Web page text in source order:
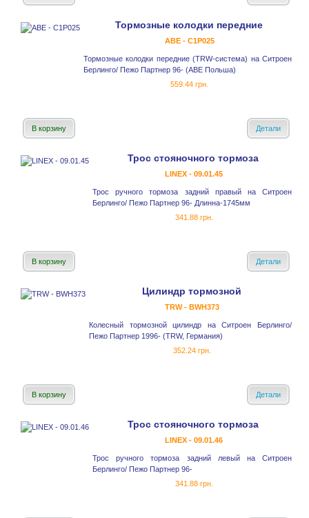
Тормозные колодки передние
ABE - C1P025
Тормозные колодки передние (TRW-система) на Ситроен
Берлинго/ Пежо Партнер 96- (ABE Польша)
559.44 грн.
В корзину Детали
Трос стояночного тормоза
LINEX - 09.01.45
Трос ручного тормоза задний правый на Ситроен
Берлинго/ Пежо Партнер 96- Длинна-1745мм
341.88 грн.
В корзину Детали
Цилиндр тормозной
TRW - BWH373
Колесный тормозной цилиндр на Ситроен Берлинго/
Пежо Партнер 1996- (TRW, Германия)
352.24 грн.
В корзину Детали
Трос стояночного тормоза
LINEX - 09.01.46
Трос ручного тормоза задний левый на Ситроен
Берлинго/ Пежо Партнер 96-
341.88 грн.